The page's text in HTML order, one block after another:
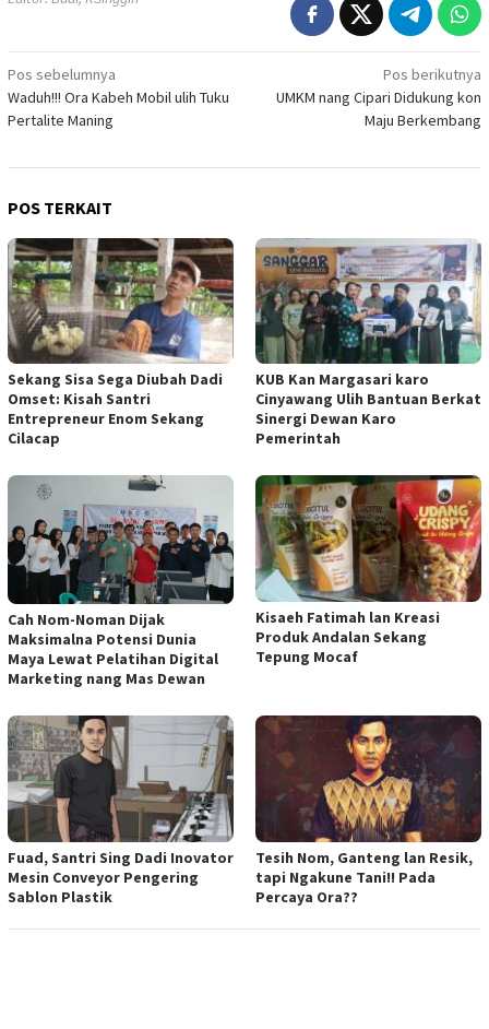
Navigasi
pos
Pos sebelumnya
Waduh!!! Ora Kabeh Mobil ulih Tuku
Pertalite Maning
Pos berikutnya
UMKM nang Cipari Didukung kon
Maju Berkembang
POS TERKAIT
Sekang Sisa Sega Diubah Dadi
Omset: Kisah Santri
Entrepreneur Enom Sekang
Cilacap
KUB Kan Margasari karo
Cinyawang Ulih Bantuan Berkat
Sinergi Dewan Karo
Pemerintah
Cah Nom-Noman Dijak
Maksimalna Potensi Dunia
Maya Lewat Pelatihan Digital
Marketing nang Mas Dewan
Kisaeh Fatimah lan Kreasi
Produk Andalan Sekang
Tepung Mocaf
Fuad, Santri Sing Dadi Inovator
Mesin Conveyor Pengering
Sablon Plastik
Tesih Nom, Ganteng lan Resik,
tapi Ngakune Tani!! Pada
Percaya Ora??